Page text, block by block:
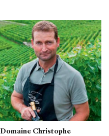
Domaine Christophe